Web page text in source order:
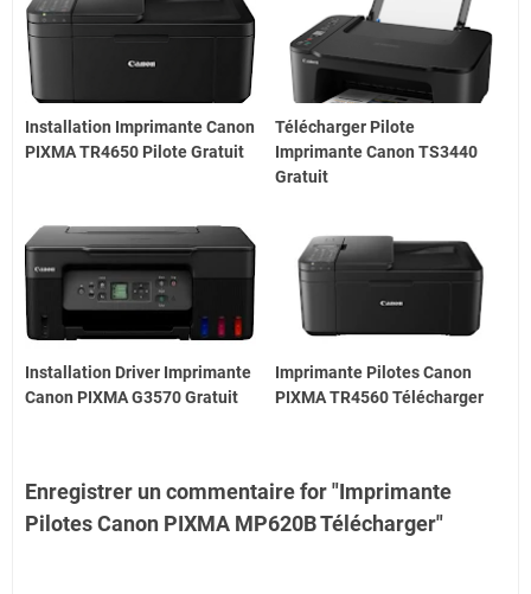
Installation Imprimante Canon
PIXMA TR4650 Pilote Gratuit
Télécharger Pilote
Imprimante Canon TS3440
Gratuit
Installation Driver Imprimante
Canon PIXMA G3570 Gratuit
Imprimante Pilotes Canon
PIXMA TR4560 Télécharger
Enregistrer un commentaire for "Imprimante
Pilotes Canon PIXMA MP620B Télécharger"